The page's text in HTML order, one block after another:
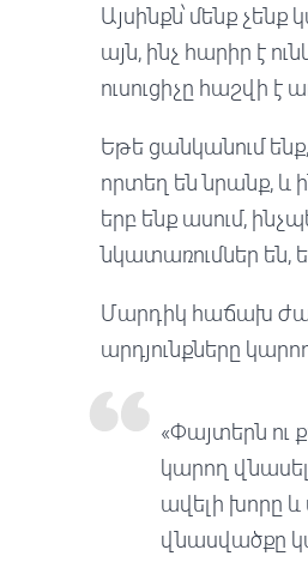
Այսինքն՝ մենք
այն, ինչ հարիր է
ուսուցիչը հաշվի է
Եթե ​​ցանկանում
որտեղ են նրանք, և
երբ ենք ասում,
նկատառումներ են,
Մարդիկ հաճախ
արդյունքները
«Փայտերն ու
կարող
ավելի խորը և
վնասվածքը